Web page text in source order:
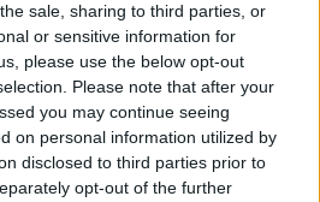
sale, sharing to third parties, or
or sensitive information for
please use the below opt-out
Please note that after your
you may continue seeing
on personal information utilized by
disclosed to third parties prior to
opt-out of the further
00:01:08
automobilių vagių tinklą: iš
net surinko „Porsche“